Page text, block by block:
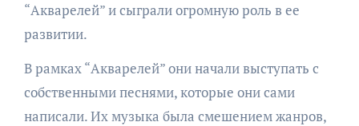
“Акварелей” и сыграли огромную роль в ее
развитии.
В рамках “Акварелей” они начали выступать с
собственными песнями, которые они сами
написали. Их музыка была смешением жанров,